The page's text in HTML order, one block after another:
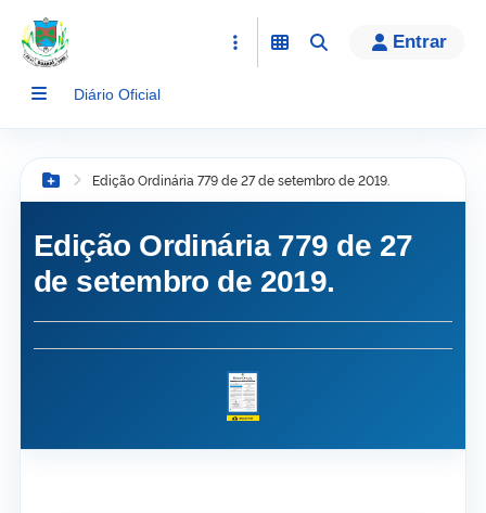
conteúdo
Entrar
Diário Oficial
Botão Menu
Edição Ordinária 779 de 27 de setembro de 2019.
Edição Ordinária 779 de 27
de setembro de 2019.